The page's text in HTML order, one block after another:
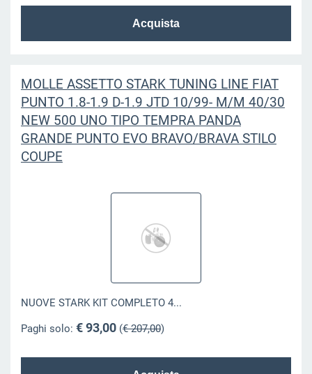
MOLLE ASSETTO STARK TUNING LINE FIAT
PUNTO 1.8-1.9 D-1.9 JTD 10/99- M/M 40/30
NEW 500 UNO TIPO TEMPRA PANDA
GRANDE PUNTO EVO BRAVO/BRAVA STILO
COUPE
NUOVE STARK KIT COMPLETO 4...
Paghi solo: € 93,00(€ 207,00)